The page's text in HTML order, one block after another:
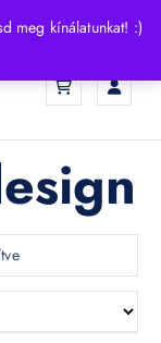
meg kínálatunkat! :)